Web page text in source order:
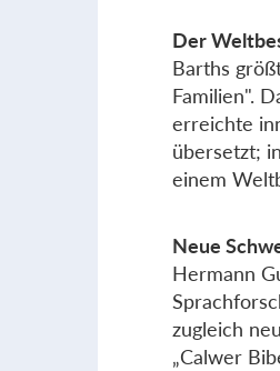
Der
Barths
Familien".
erreichte
übersetzt;
einem
Neue
Hermann
zugleich
„Calwer